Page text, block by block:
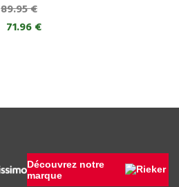
89.95 €
71.96 €
Découvrez notre
marque